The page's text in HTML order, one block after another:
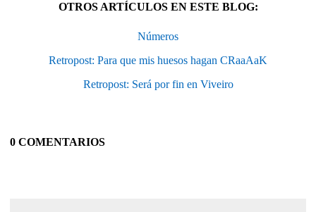
OTROS ARTÍCULOS EN ESTE BLOG:
Números
Retropost: Para que mis huesos hagan CRaaAaK
Retropost: Será por fin en Viveiro
0 COMENTARIOS